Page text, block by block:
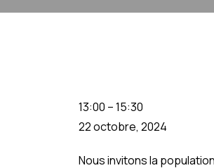
13:00 –15:30
22 octobre, 2024
Nous invitons la